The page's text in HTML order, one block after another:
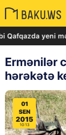
yeni
Ermənilər
hərəkətə
01
SEN
2015
10:13